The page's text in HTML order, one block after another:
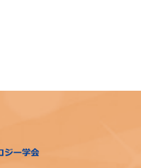
支援のための研修会